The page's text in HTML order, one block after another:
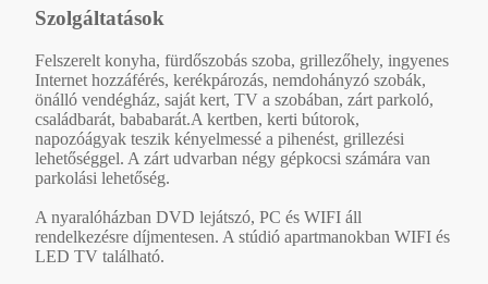
Szolgáltatások
Felszerelt konyha, fürdőszobás szoba, grillezőhely, ingyenes
Internet hozzáférés, kerékpározás, nemdohányzó szobák,
önálló vendégház, saját kert, TV a szobában, zárt parkoló,
családbarát, bababarát.A kertben, kerti bútorok,
napozóágyak teszik kényelmessé a pihenést, grillezési
lehetőséggel. A zárt udvarban négy gépkocsi számára van
parkolási lehetőség.
A nyaralóházban DVD lejátszó, PC és WIFI áll
rendelkezésre díjmentesen. A stúdió apartmanokban WIFI és
LED TV található.